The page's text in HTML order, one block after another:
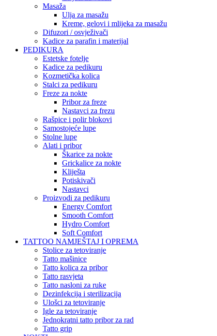
Masaža
Ulja za masažu
Kreme, gelovi i mlijeka za masažu
Difuzori / osvježivači
Kadice za parafin i materijal
PEDIKURA
Estetske fotelje
Kadice za pedikuru
Kozmetička kolica
Stalci za pedikuru
Freze za nokte
Pribor za freze
Nastavci za frezu
Rašpice i polir blokovi
Samostojeće lupe
Stolne lupe
Alati i pribor
Škarice za nokte
Grickalice za nokte
Kliješta
Potiskivači
Nastavci
Proizvodi za pedikuru
Energy Comfort
Smooth Comfort
Hydro Comfort
Soft Comfort
TATTOO NAMJEŠTAJ I OPREMA
Stolice za tetoviranje
Tatto mašinice
Tatto kolica za pribor
Tatto rasvjeta
Tatto nasloni za ruke
Dezinfekcija i sterilizacija
Ulošci za tetoviranje
Igle za tetoviranje
Jednokratni tatto pribor za rad
Tatto grip